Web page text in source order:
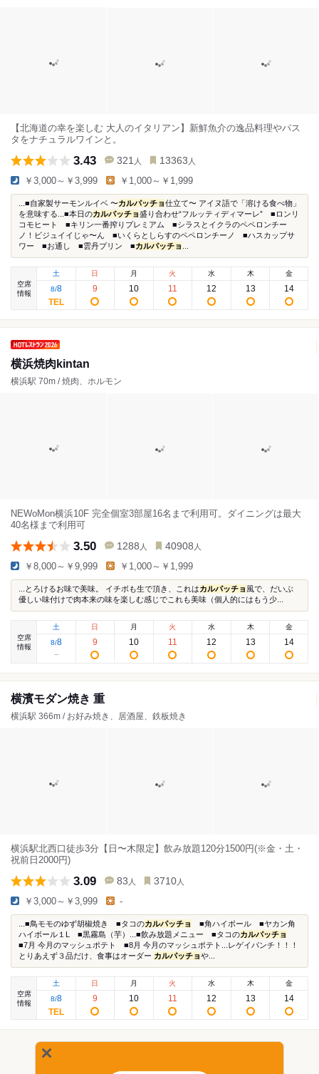
【北海道の幸を楽しむ 大人のイタリアン】新鮮魚介の逸品料理やパス
タをナチュラルワインと。
3.43 321 人 13363 人
￥3,000～￥3,999 ￥1,000～￥1,999
...■自家製サーモンルイベ 〜カルパッチョ仕立て〜 アイヌ語で「溶ける食べ物」
を意味する...■本日のカルパッチョ盛り合わせ“フルッティディマーレ” ■ロンリ
コモヒート ■キリン一番搾りプレミアム ■シラスとイクラのペペロンチー
ノ！ビジュイイじゃ〜ん ■いくらとしらすのペペロンチーノ ■ハスカップサ
ワー ■お通し ■雲丹プリン ■カルパッチョ
空席
情報
土
8/8
日
9
月
10
火
11
水
12
木
13
金
14
横浜焼肉kintan
横浜駅 70m / 焼肉、ホルモン
NEWoMon横浜10F 完全個室3部屋16名まで利用可。ダイニングは最大
40名様まで利用可
3.50 1288 人 40908 人
￥8,000～￥9,999 ￥1,000～￥1,999
...とろけるお味で美味。 イチボも生で頂き、これはカルパッチョ 風で、だいぶ
優しい味付けで肉本来の味を楽しむ感じでこれも美味（個人的にはもう少...
空席
情報
土
8/8
日
9
月
10
火
11
水
12
木
13
金
14
横濱モダン焼き 重
横浜駅 366m / お好み焼き、居酒屋、鉄板焼き
横浜駅北西口徒歩3分【日〜木限定】飲み放題120分1500円(※金・土・
祝前日2000円)
3.09 83 人 3710 人
￥3,000～￥3,999 -
...■鳥モモのゆず胡椒焼き ■タコのカルパッチョ
■角ハイボール ■ヤカン角
ハイボール１L ■黒霧島（芋）...■飲み放題メニュー ■タコのカルパッチョ
■7月 今月のマッシュポテト ■8月 今月のマッシュポテト...レゲイパンチ！！！
とりあえず３品だけ、食事はオーダー カルパッチョや...
空席
情報
土
8/8
日
9
月
10
火
11
水
12
木
13
金
14